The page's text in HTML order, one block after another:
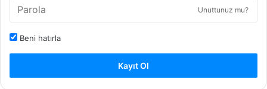
Unuttunuz mu?
Beni hatırla
Kayıt Ol